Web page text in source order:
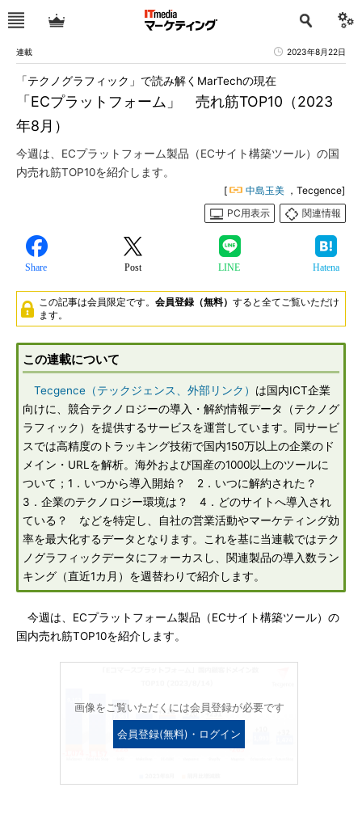
連載 2023年8月22日
「ECプラットフォーム」 売れ筋TOP10（2023
年8月）
「テクノグラフィック」で読み解くMarTechの現在
今週は、ECプラットフォーム製品（ECサイト構築ツール）の国
内売れ筋TOP10を紹介します。
[ 中島玉美 ，Tecgence]
PC用表示
関連情報
Share Post LINE Hatena
この記事は会員限定です。 会員登録（無料） すると全てご覧いただけ
ます。
この連載について
Tecgence（テックジェンス、外部リンク） は国内ICT企業
向けに、競合テクノロジーの導入・解約情報データ（テクノグ
ラフィック）を提供するサービスを運営しています。同サービ
スでは高精度のトラッキング技術で国内150万以上の企業のド
メイン・URLを解析。海外および国産の1000以上のツールに
ついて；1．いつから導入開始？ 2．いつに解約された？
3．企業のテクノロジー環境は？ 4．どのサイトへ導入され
ている？ などを特定し、自社の営業活動やマーケティング効
率を最大化するデータとなります。これを基に当連載ではテク
ノグラフィックデータにフォーカスし、関連製品の導入数ラン
キング（直近1カ月）を週替わりで紹介します。
今週は、ECプラットフォーム製品（ECサイト構築ツール）の
国内売れ筋TOP10を紹介します。
画像をご覧いただくには会員登録が必要です
会員登録(無料)・ログイン